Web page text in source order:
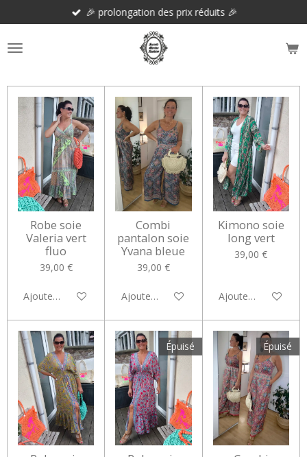
au
contenu
principal
🎉 prolongation des prix réduits 🎉
Robe soie
Valeria vert
fluo
39,00 €
Ajouter au panier
Combi
pantalon soie
Yvana bleue
39,00 €
Ajouter au panier
Kimono soie
long vert
39,00 €
Ajouter au panier
Épuisé Épuisé